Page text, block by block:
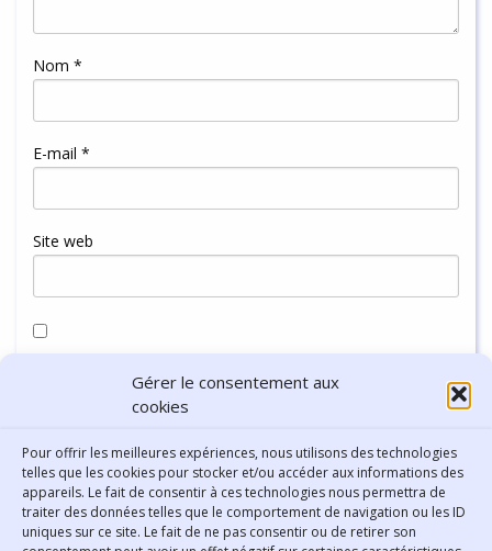
Gérer le consentement aux
cookies
Pour offrir les meilleures expériences, nous utilisons des technologies
telles que les cookies pour stocker et/ou accéder aux informations des
appareils. Le fait de consentir à ces technologies nous permettra de
traiter des données telles que le comportement de navigation ou les ID
uniques sur ce site. Le fait de ne pas consentir ou de retirer son
Nom *
E-mail *
Site web
navigateur pour mon prochain commentaire.